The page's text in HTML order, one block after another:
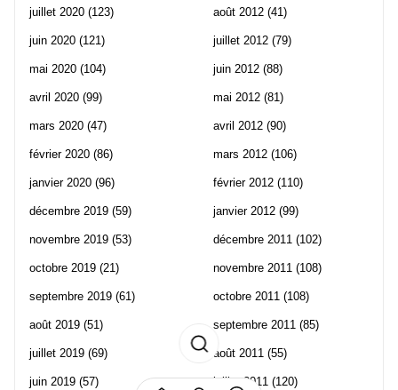
juillet 2020 (123)
juin 2020 (121)
mai 2020 (104)
avril 2020 (99)
mars 2020 (47)
février 2020 (86)
janvier 2020 (96)
décembre 2019 (59)
novembre 2019 (53)
octobre 2019 (21)
septembre 2019 (61)
août 2019 (51)
juillet 2019 (69)
juin 2019 (57)
août 2012 (41)
juillet 2012 (79)
juin 2012 (88)
mai 2012 (81)
avril 2012 (90)
mars 2012 (106)
février 2012 (110)
janvier 2012 (99)
décembre 2011 (102)
novembre 2011 (108)
octobre 2011 (108)
septembre 2011 (85)
août 2011 (55)
juillet 2011 (120)